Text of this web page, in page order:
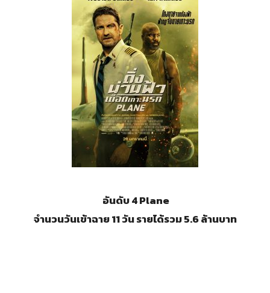
อันดับ 4Plane
จำนวนวันเข้าฉาย 11 วัน รายได้รวม 5.6 ล้านบาท